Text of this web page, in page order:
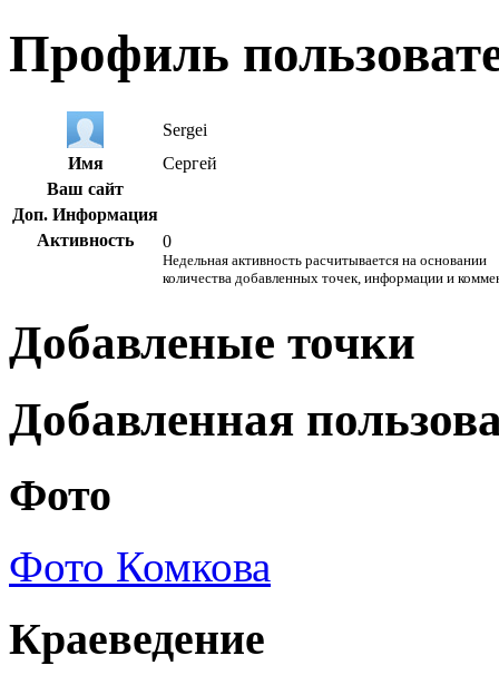
Профиль
Sergei
Имя
Сергей
Ваш сайт
Доп. Информация
Активность
0
Недельная активность расчитывается на основании
количества добавленных точек, информации и
Добавленые точки
Добавленная
Фото
Фото Комкова
Краеведение